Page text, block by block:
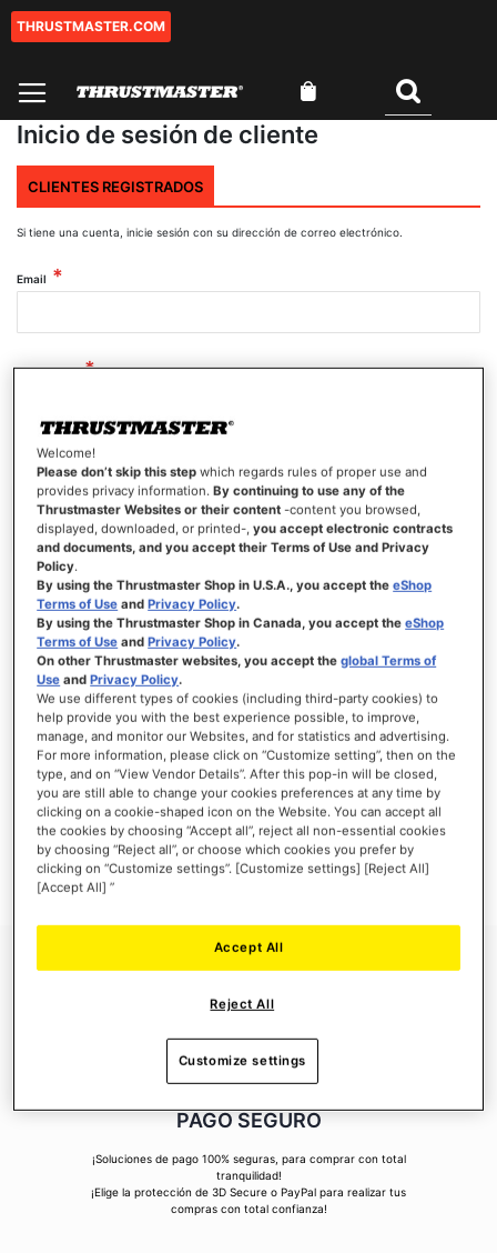
THRUSTMASTER.COM
Inicio de sesión de cliente
CLIENTES REGISTRADOS
Si tiene una cuenta, inicie sesión con su dirección de correo electrónico.
Email
Contraseña
Mostrar contraseña
INICIAR SESIÓN
¿Olvidó su contraseña?
NUEVOS CLIENTES
Crear una cuenta tiene muchos beneficios: Pago más rápido, guardar más de una
dirección, seguimiento de pedidos y mucho más.
CREAR UNA CUENTA
PAGO SEGURO
¡Soluciones de pago 100% seguras, para comprar con total
tranquilidad!
¡Elige la protección de 3D Secure o PayPal para realizar tus
compras con total confianza!
Welcome!
Please don’t skip this step which regards rules of proper use and
provides privacy information.By continuing to use any of the
Thrustmaster Websites or their content -content you browsed,
displayed, downloaded, or printed-,you accept electronic contracts
and documents, and you accept their Terms of Use and Privacy
Policy.
By using the Thrustmaster Shop in U.S.A., you accept theeShop
Terms of Use andPrivacy Policy.
By using the Thrustmaster Shop in Canada, you accept theeShop
Terms of Use andPrivacy Policy.
On other Thrustmaster websites, you accept theglobal Terms of
Use andPrivacy Policy.
We use different types of cookies (including third-party cookies) to
help provide you with the best experience possible, to improve,
manage, and monitor our Websites, and for statistics and advertising.
For more information, please click on “Customize setting”, then on the
type, and on “View Vendor Details”. After this pop-in will be closed,
you are still able to change your cookies preferences at any time by
clicking on a cookie-shaped icon on the Website. You can accept all
the cookies by choosing “Accept all”, reject all non-essential cookies
by choosing “Reject all”, or choose which cookies you prefer by
clicking on “Customize settings”. [Customize settings] [Reject All]
[Accept All] ”
Reject All
Accept All
Customize settings